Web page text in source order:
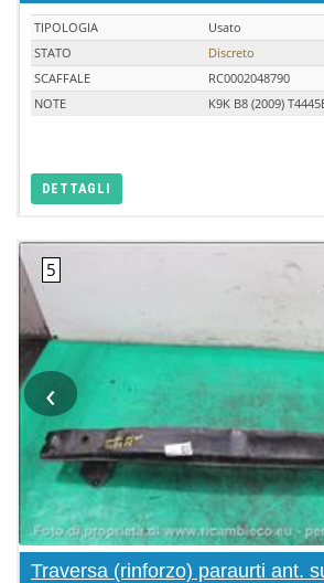
TIPOLOGIA
Usato
STATO
Discreto
SCAFFALE
RC0002048790
NOTE
K9K B8 (2009)
DETTAGLI
‹
Traversa (rinforzo) paraurti ant.